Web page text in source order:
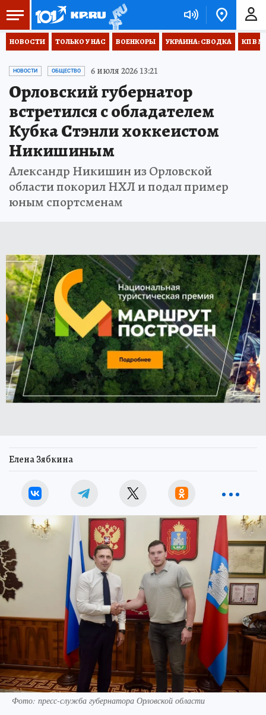
НОВОСТИ ТОЛЬКО У НАС ВОЕНКОРЫ УКРАИНА: СВОДКА КП В
НОВОСТИ ОБЩЕСТВО 6 июля 2026 13:21
Орловский губернатор
встретился с обладателем
Кубка Стэнли хоккеистом
Никишиным
Александр Никишин из Орловской
области покорил НХЛ и подал пример
юным спортсменам
Елена Зябкина
Фото: пресс-служба губернатора Орловской области